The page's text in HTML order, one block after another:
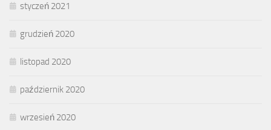
styczeń 2021
grudzień 2020
listopad 2020
październik 2020
wrzesień 2020